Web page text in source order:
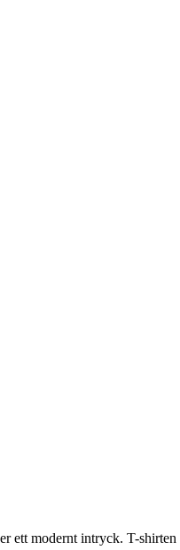
modernt intryck. T-shirten